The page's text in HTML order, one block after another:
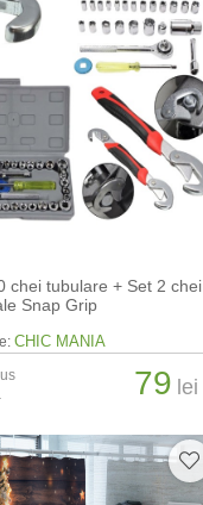
chei tubulare + Set 2 chei
Snap Grip
CHIC MANIA
79 lei